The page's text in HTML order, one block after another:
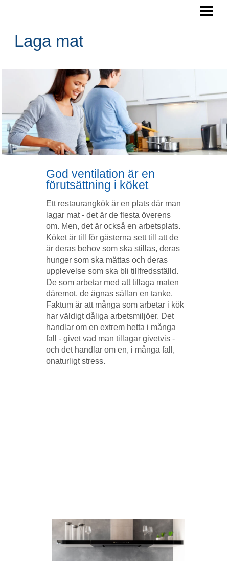
NYTTIGA RÅVAROR
Laga mat
God ventilation är en
förutsättning i köket
Ett restaurangkök är en plats där man
lagar mat - det är de flesta överens
om. Men, det är också en arbetsplats.
Köket är till för gästerna sett till att de
är deras behov som ska stillas, deras
hunger som ska mättas och deras
upplevelse som ska bli tillfredsställd.
De som arbetar med att tillaga maten
däremot, de ägnas sällan en tanke.
Faktum är att många som arbetar i kök
har väldigt dåliga arbetsmiljöer. Det
handlar om en extrem hetta i många
fall - givet vad man tillagar givetvis -
och det handlar om en, i många fall,
onaturligt stress.